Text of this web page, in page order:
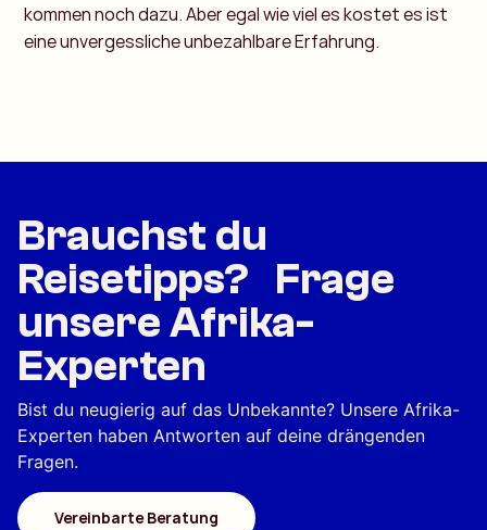
kommen noch dazu. Aber egal wie viel es kostet es ist
eine unvergessliche unbezahlbare Erfahrung.
Brauchst du
Reisetipps? Frage
unsere Afrika-
Experten
Bist du neugierig auf das Unbekannte? Unsere Afrika-
Experten haben Antworten auf deine drängenden
Fragen.
Vereinbarte Beratung